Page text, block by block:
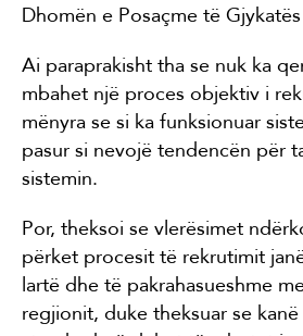
Dhomën e Posaçme të
Ai paraprakisht tha se nuk ka
mbahet një proces objektiv i
mënyra se si ka funksionuar
pasur si nevojë tendencën për
sistemin.
Por, theksoi se vlerësimet
përket procesit të rekrutimit
lartë dhe të pakrahasueshme
regjionit, duke theksuar se